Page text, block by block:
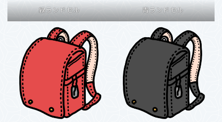
緑ランドセル 青ランドセル